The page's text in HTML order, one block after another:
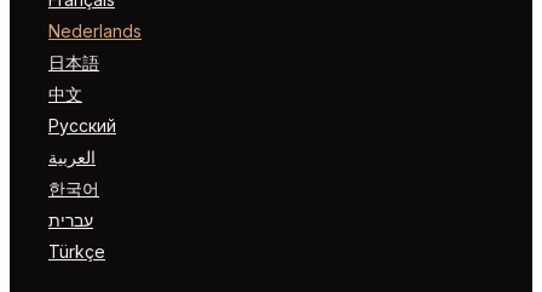
Nederlands
日本語
中文
Русский
العربية
한국어
עברית
Türkçe